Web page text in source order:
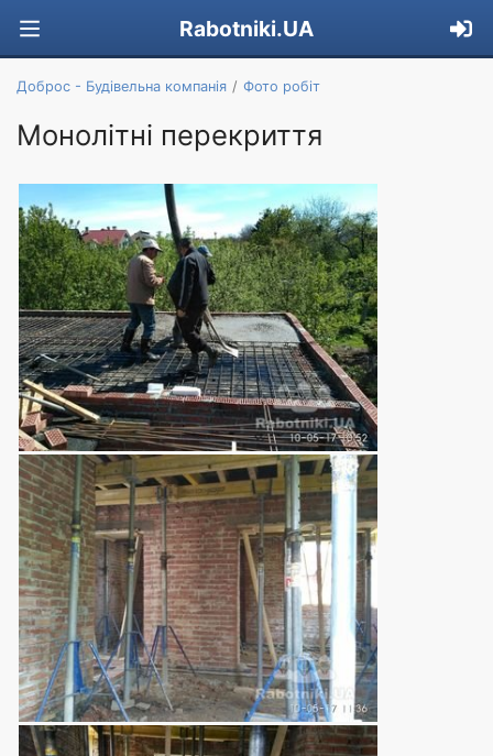
Rabotniki.UA
Доброс - Будівельна компанія Фото робіт
Монолітні перекриття